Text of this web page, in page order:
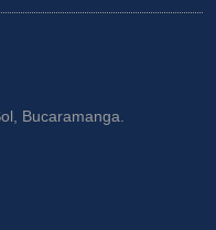
Bucaramanga.